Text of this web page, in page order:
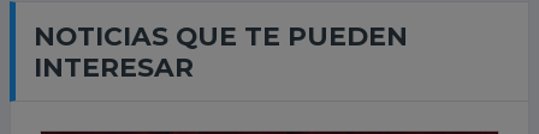
NOTICIAS QUE TE PUEDEN
INTERESAR